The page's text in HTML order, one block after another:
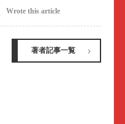
Wrote this article
著者記事一覧